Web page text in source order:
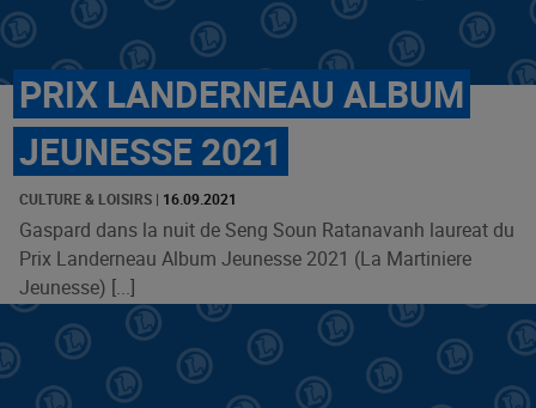
PRIX LANDERNEAU ALBUM
JEUNESSE 2021
CULTURE & LOISIRS | 16.09.2021
Gaspard dans la nuit de Seng Soun Ratanavanh laureat du
Prix Landerneau Album Jeunesse 2021 (La Martiniere
Jeunesse) [...]